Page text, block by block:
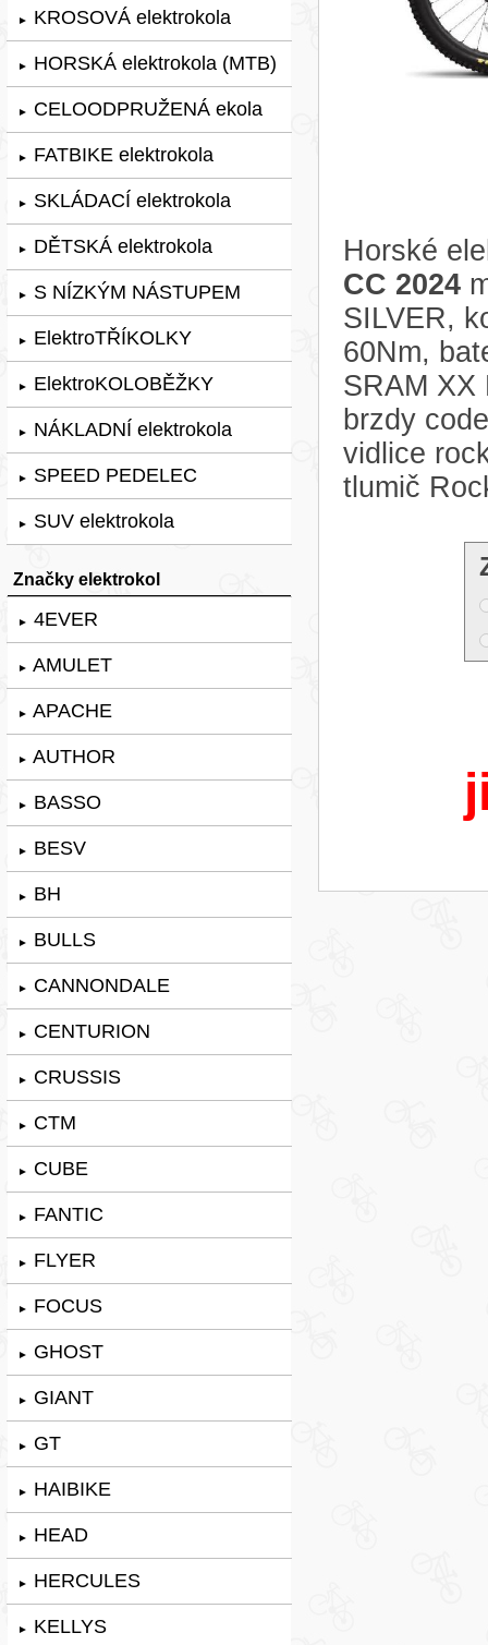
► KROSOVÁ elektrokola
► HORSKÁ elektrokola (MTB)
► CELOODPRUŽENÁ ekola
► FATBIKE elektrokola
► SKLÁDACÍ elektrokola
► DĚTSKÁ elektrokola
► S NÍZKÝM NÁSTUPEM
► ElektroTŘÍKOLKY
► ElektroKOLOBĚŽKY
► NÁKLADNÍ elektrokola
► SPEED PEDELEC
► SUV elektrokola
Značky elektrokol
► 4EVER
► AMULET
► APACHE
► AUTHOR
► BASSO
► BESV
► BH
► BULLS
► CANNONDALE
► CENTURION
► CRUSSIS
► CTM
► CUBE
► FANTIC
► FLYER
► FOCUS
► GHOST
► GIANT
► GT
► HAIBIKE
► HEAD
► HERCULES
► KELLYS
Horské
CC 2024
SILVER,
60Nm,
SRAM XX
brzdy
vidlice
tlumič